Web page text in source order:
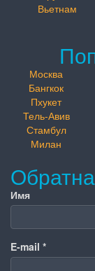
Вьетнам
Москва
Бангкок
Пхукет
Тель-Авив
Стамбул
Милан
Имя
E-mail *